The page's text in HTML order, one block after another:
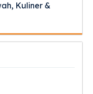
Kuliner &